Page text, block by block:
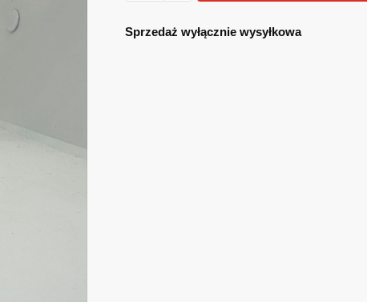
B
Sprzedaż wyłącznie wysyłkowa